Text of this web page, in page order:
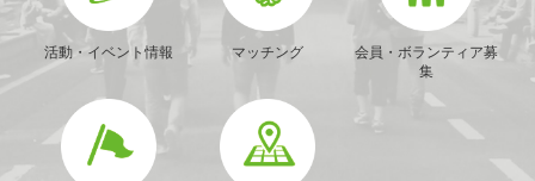
活動・イベント情報 マッチング
会員・ボランティア募
集